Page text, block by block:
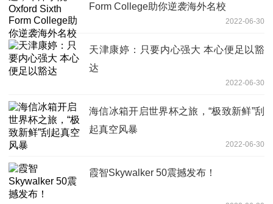
Form College助你逆袭海外名校
2022-06-30
天津康婷：只要内心强大 本心便足以豁
达
2022-06-30
海信冰箱开启世界杯之旅，“极致新鲜”刮
起真空风暴
2022-06-30
霞智Skywalker 50震撼发布！